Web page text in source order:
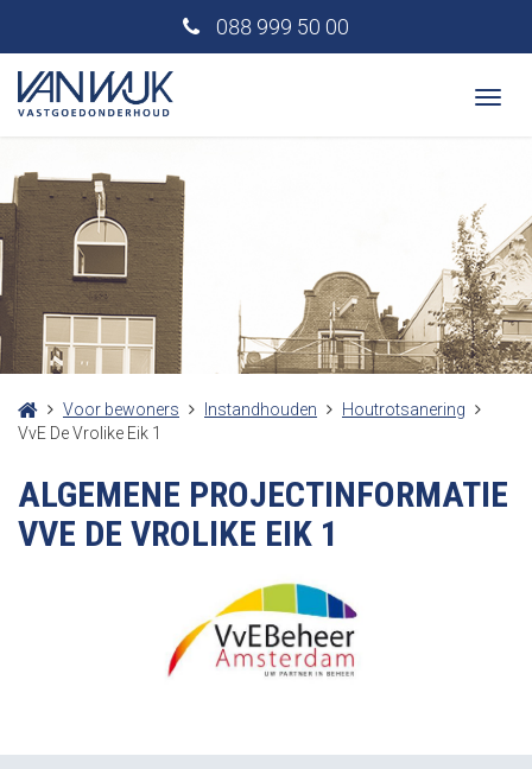
088 999 50 00
Voor bewoners Instandhouden
Houtrotsanering
VvE De Vrolike Eik 1
ALGEMENE PROJECTINFORMATIE
VVE DE VROLIKE EIK 1